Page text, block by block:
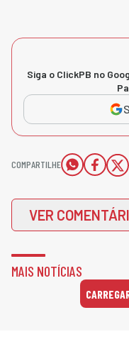
Siga o ClickPB no
COMPARTILHE
VER
MAIS NOTÍCIAS